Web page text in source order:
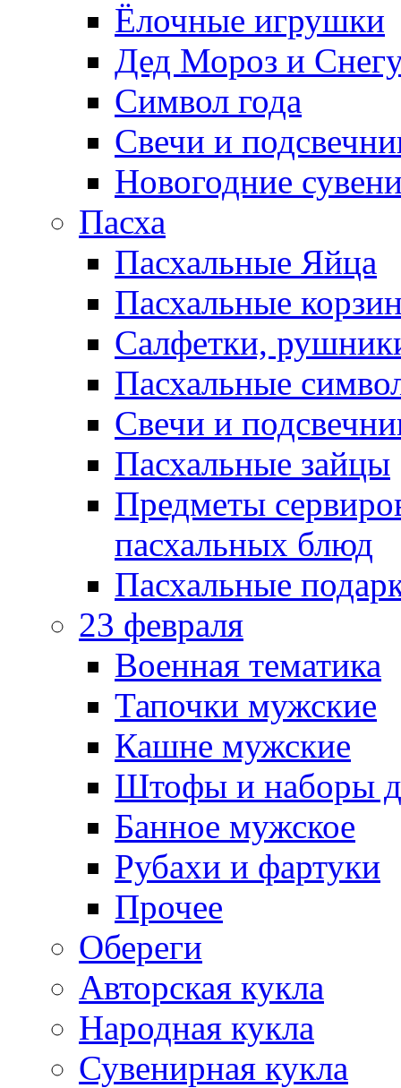
Ёлочные игрушки
Дед Мороз и
Символ года
Свечи и
Новогодние
Пасха
Пасхальные Яйца
Пасхальные
Салфетки,
Пасхальные
Свечи и
Пасхальные зайцы
Предметы
пасхальных блюд
Пасхальные
23 февраля
Военная тематика
Тапочки мужские
Кашне мужские
Штофы и наборы
Банное мужское
Рубахи и фартуки
Прочее
Обереги
Авторская кукла
Народная кукла
Сувенирная кукла